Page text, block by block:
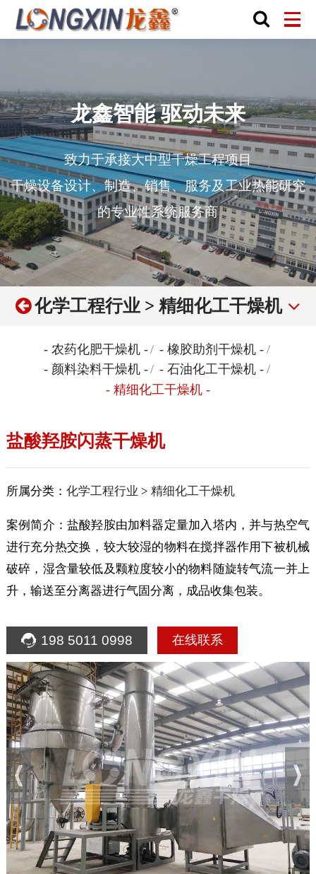
龙鑫智能 驱动未来
致力于承接大中型干燥工程项目
干燥设备设计、制造、销售、服务及工业热能研究
的专业性系统服务商
化学工程行业> 精细化工干燥机
- 农药化肥干燥机 -/ - 橡胶助剂干燥机 - /
- 颜料染料干燥机 -/ - 石油化工干燥机 - /
- 精细化工干燥机 -
盐酸羟胺闪蒸干燥机
所属分类： 化学工程行业 > 精细化工干燥机
案例简介：盐酸羟胺由加料器定量加入塔内，并与热空气
进行充分热交换，较大较湿的物料在搅拌器作用下被机械
破碎，湿含量较低及颗粒度较小的物料随旋转气流一并上
升，输送至分离器进行气固分离，成品收集包装。
198 5011 0998 在线联系